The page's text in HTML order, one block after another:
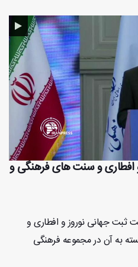
افطاری و سنت های فرهنگی و
ثبت جهانی نوروز و افطاری و
به آن در مجموعه فرهنگی